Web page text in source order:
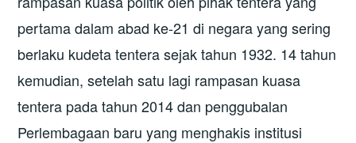
pertama dalam abad ke-21 di negara yang sering
berlaku kudeta tentera sejak tahun 1932. 14 tahun
kemudian, setelah satu lagi rampasan kuasa
tentera pada tahun 2014 dan penggubalan
Perlembagaan baru yang menghakis institusi